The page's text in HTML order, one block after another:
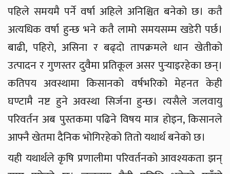
पहिले समयमै पर्ने वर्षा अहिले अनिश्चित बनेको छ। कतै
अत्यधिक वर्षा हुन्छ भने कतै लामो समयसम्म खडेरी पर्छ।
बाढी, पहिरो, असिना र बढ्दो तापक्रमले धान खेतीको
उत्पादन र गुणस्तर दुवैमा प्रतिकूल असर पुर्‍याइरहेका छन्।
कतिपय अवस्थामा किसानको वर्षभरिको मेहनत केही
घण्टामै नष्ट हुने अवस्था सिर्जना हुन्छ। त्यसैले जलवायु
परिवर्तन अब पुस्तकमा पढिने विषय मात्र होइन, किसानले
आफ्नै खेतमा दैनिक भोगिरहेको तितो यथार्थ बनेको छ।
यही यथार्थले कृषि प्रणालीमा परिवर्तनको आवश्यकता झन्